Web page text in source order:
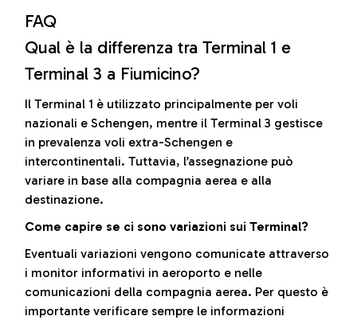
FAQ
Qual è la differenza tra Terminal 1 e
Terminal 3 a Fiumicino?
Il Terminal 1 è utilizzato principalmente per voli
nazionali e Schengen, mentre il Terminal 3 gestisce
in prevalenza voli extra-Schengen e
intercontinentali. Tuttavia, l’assegnazione può
variare in base alla compagnia aerea e alla
destinazione.
Come capire se ci sono variazioni sui Terminal?
Eventuali variazioni vengono comunicate attraverso
i monitor informativi in aeroporto e nelle
comunicazioni della compagnia aerea. Per questo è
importante verificare sempre le informazioni